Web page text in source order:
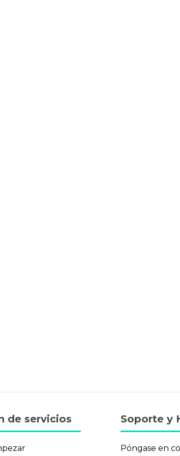
de servicios Soporte y
Póngase en